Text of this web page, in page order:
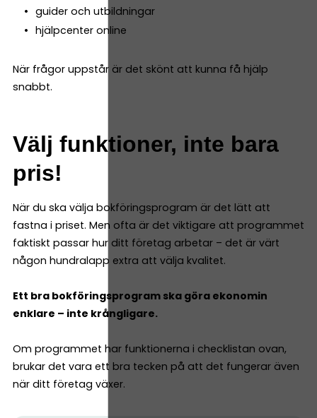
guider och utbildningar
hjälpcenter online
När frågor uppstår är det skönt att kunna få hjälp
snabbt.
Välj funktioner, inte bara
pris!
När du ska välja bokföringsprogram är det lätt att
fastna i priset. Men ofta är det viktigare att programmet
faktiskt passar hur ditt företag arbetar – det är värt
någon hundralapp extra att välja kvalitet.
Ett bra bokföringsprogram ska göra ekonomin
enklare – inte krångligare.
Om programmet har funktionerna i checklistan ovan,
brukar det vara ett bra tecken på att det fungerar även
när ditt företag växer.